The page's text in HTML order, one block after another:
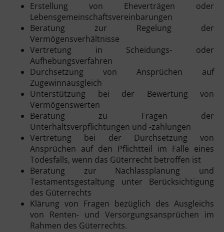
Erstellung von Eheverträgen oder
Lebensgemeinschaftsvereinbarungen
Beratung zur Regelung der
Vermögensverhältnisse
Vertretung in Scheidungs- oder
Aufhebungsverfahren
Durchsetzung von Ansprüchen auf
Zugewinnausgleich
Unterstützung bei der Bewertung von
Vermögenswerten
Beratung zu Fragen der
Unterhaltsverpflichtungen und -zahlungen
Vertretung bei der Durchsetzung von
Ansprüchen auf den Pflichtteil im Falle eines
Todesfalls, wenn das Güterrecht betroffen ist
Beratung zur Nachlassplanung und
Testamentsgestaltung unter Berücksichtigung
des Güterrechts
Klärung von Fragen bezüglich des Ausgleichs
von Renten- und Versorgungsansprüchen im
Rahmen des Güterrechts.